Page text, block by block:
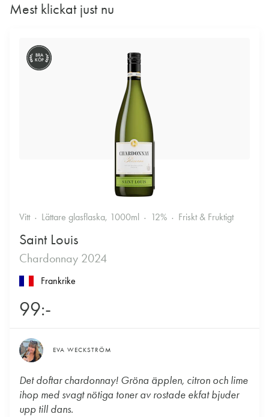
Mest klickat just nu
BRA
KÖP
Vitt Lättare glasflaska, 1000ml 12% Friskt & Fruktigt
Saint Louis
Chardonnay 2024
Frankrike
99:-
EVA WECKSTRÖM
Det doftar chardonnay! Gröna äpplen, citron och lime
ihop med svagt nötiga toner av rostade ekfat bjuder
upp till dans.